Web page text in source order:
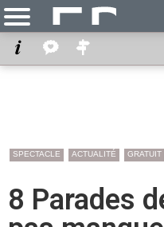
SPECTACLE ACTUALITÉ GRATUIT
8 Parades